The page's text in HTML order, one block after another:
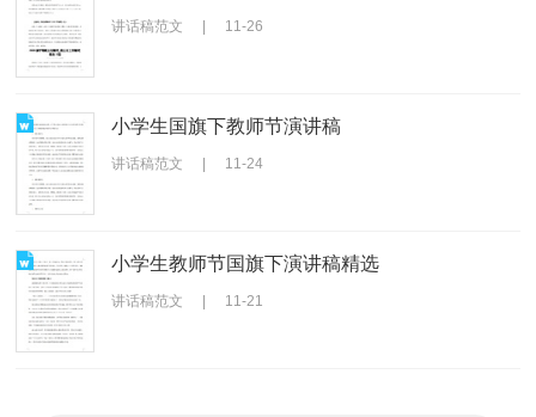
讲话稿范文 | 11-26
小学生国旗下教师节演讲稿
讲话稿范文 | 11-24
小学生教师节国旗下演讲稿精选
讲话稿范文 | 11-21